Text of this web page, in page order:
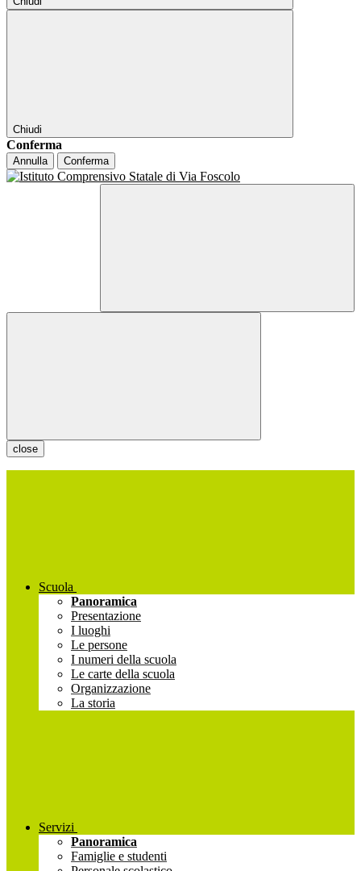
Chiudi
Conferma
Annulla Conferma
close
Scuola
Panoramica
Presentazione
I luoghi
Le persone
I numeri della scuola
Le carte della scuola
Organizzazione
La storia
Servizi
Panoramica
Famiglie e studenti